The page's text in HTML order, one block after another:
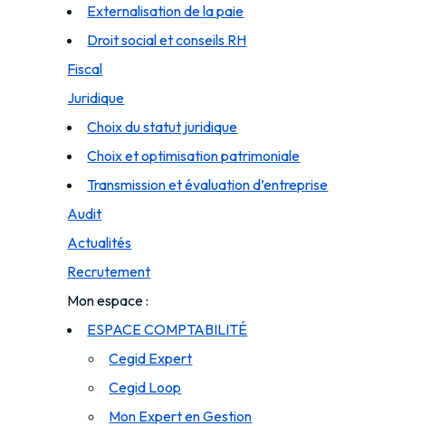
Externalisation de la paie
Droit social et conseils RH
Fiscal
Juridique
Choix du statut juridique
Choix et optimisation patrimoniale
Transmission et évaluation d’entreprise
Audit
Actualités
Recrutement
Mon espace
ESPACE COMPTABILITÉ
Cegid Expert
Cegid Loop
Mon Expert en Gestion